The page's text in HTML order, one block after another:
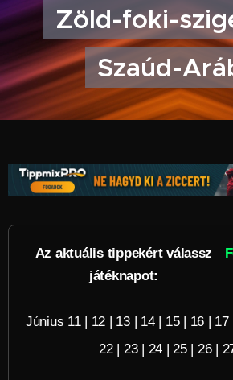
Zöld-foki-
Szaúd-
Az aktuális tippekért válassz
játéknapot:
Június 11| 12 | 13| 14| 15| 16 | 17
22| 23| 24 | 25| 26|